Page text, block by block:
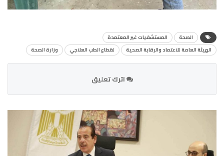
الصحة
المستشفيات غير المعتمدة
الهيئة العامة للاعتماد والرقابة الصحية
لقطاع الطب العلاجي وزارة الصحة
اترك تعليق